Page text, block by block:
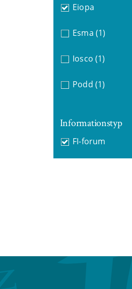
Eiopa
Esma (1)
Iosco (1)
Podd (1)
Informationstyp
FI-forum